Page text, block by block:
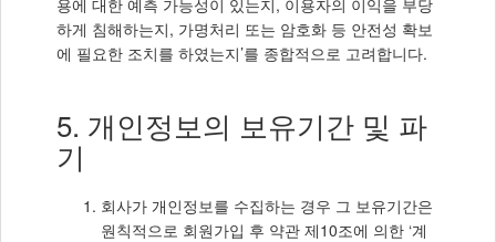
용에 대한 예측 가능성이 있는지, 이용자의 이익을 부당
하게 침해하는지, 가명처리 또는 암호화 등 안전성 확보
에 필요한 조치를 하였는지’를 종합적으로 고려합니다.
5. 개인정보의 보유기간 및 파
기
회사가 개인정보를 수집하는 경우 그 보유기간은
원칙적으로 회원가입 후 약관 제10조에 의한 ‘계